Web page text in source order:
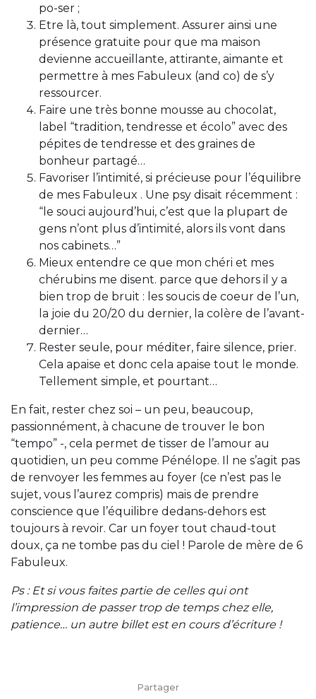
po-ser ;
Etre là, tout simplement. Assurer ainsi une
présence gratuite pour que ma maison
devienne accueillante, attirante, aimante et
permettre à mes Fabuleux (and co) de s’y
ressourcer.
Faire une très bonne mousse au chocolat,
label “tradition, tendresse et écolo” avec des
pépites de tendresse et des graines de
bonheur partagé…
Favoriser l’intimité, si précieuse pour l’équilibre
de mes Fabuleux . Une psy disait récemment :
“le souci aujourd’hui, c’est que la plupart de
gens n’ont plus d’intimité, alors ils vont dans
nos cabinets…”
Mieux entendre ce que mon chéri et mes
chérubins me disent. parce que dehors il y a
bien trop de bruit : les soucis de coeur de l’un,
la joie du 20/20 du dernier, la colère de l’avant-
dernier…
Rester seule, pour méditer, faire silence, prier.
Cela apaise et donc cela apaise tout le monde.
Tellement simple, et pourtant…
En fait, rester chez soi – un peu, beaucoup,
passionnément, à chacune de trouver le bon
“tempo” -, cela permet de tisser de l’amour au
quotidien, un peu comme Pénélope. Il ne s’agit pas
de renvoyer les femmes au foyer (ce n’est pas le
sujet, vous l’aurez compris) mais de prendre
conscience que l’équilibre dedans-dehors est
toujours à revoir. Car un foyer tout chaud-tout
doux, ça ne tombe pas du ciel ! Parole de mère de 6
Fabuleux.
Ps : Et si vous faites partie de celles qui ont
l’impression de passer trop de temps chez elle,
patience… un autre billet est en cours d’écriture !
Partager